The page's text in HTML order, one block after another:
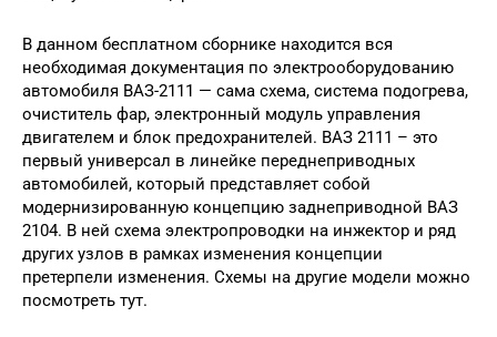
В данном бесплатном сборнике находится вся
необходимая документация по электрооборудованию
автомобиля ВАЗ-2111 — сама схема, система подогрева,
очиститель фар, электронный модуль управления
двигателем и блок предохранителей. ВАЗ 2111 – это
первый универсал в линейке переднеприводных
автомобилей, который представляет собой
модернизированную концепцию заднеприводной ВАЗ
2104. В ней схема электропроводки на инжектор и ряд
других узлов в рамках изменения концепции
претерпели изменения. Схемы на другие модели можно
посмотреть тут.